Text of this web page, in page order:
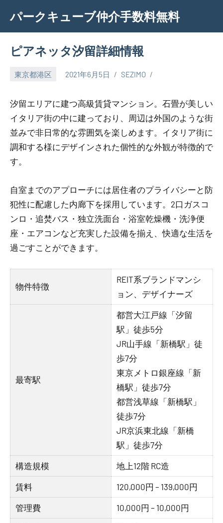
content
パークキューブ仲介手数料無料
ピアネッタ汐留詳細情報
東京都港区 2021年6月5日 SEZIMO
汐留エリアに建つ高級賃貸マンション。石畳が美しい
イタリア街の中に建っており、周辺は外国のような街
並みで非日常的な雰囲気を楽しめます。イタリア街に
調和する様にデザインされた個性的な外観が特徴的で
す。
自室までのアプローチには居住者のプライバシーと防
犯性に配慮した内廊下を採用しています。2口ガスコ
ンロ・追焚バス・独立洗面台・浴室乾燥機・洗浄便
座・エアコンなど充実した設備を揃え、快適な生活を
過ごすことができます。
物件特徴
REIT系ブランドマンシ
ョン、デザイナーズ
最寄駅
都営大江戸線「汐留
駅」徒歩5分
JR山手線「新橋駅」徒
歩7分
東京メトロ銀座線「新
橋駅」徒歩7分
都営浅草線「新橋駅」
徒歩7分
JR京浜東北線「新橋
駅」徒歩7分
構造規模 地上12階 RC造
賃料 120,000円 – 139,000円
管理費 10,000円 – 10,000円